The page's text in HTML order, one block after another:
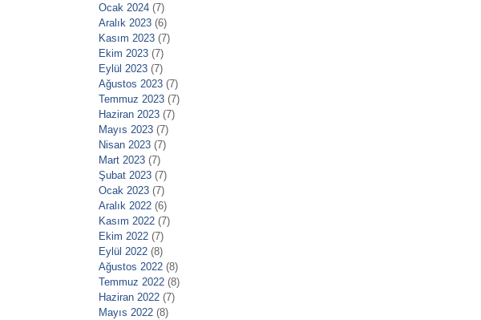
Ocak 2024 (7)
Aralık 2023 (6)
Kasım 2023 (7)
Ekim 2023 (7)
Eylül 2023 (7)
Ağustos 2023 (7)
Temmuz 2023 (7)
Haziran 2023 (7)
Mayıs 2023 (7)
Nisan 2023 (7)
Mart 2023 (7)
Şubat 2023 (7)
Ocak 2023 (7)
Aralık 2022 (6)
Kasım 2022 (7)
Ekim 2022 (7)
Eylül 2022 (8)
Ağustos 2022 (8)
Temmuz 2022 (8)
Haziran 2022 (7)
Mayıs 2022 (8)